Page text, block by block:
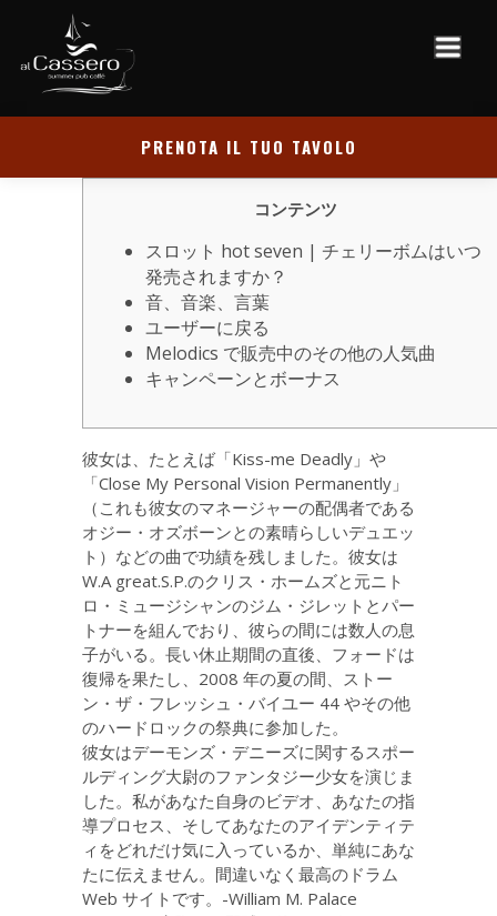
PRENOTA IL TUO TAVOLO
コンテンツ
スロット hot seven | チェリーボムはいつ
発売されますか？
音、音楽、言葉
ユーザーに戻る
Melodics で販売中のその他の人気曲
キャンペーンとボーナス
彼女は、たとえば「Kiss-me Deadly」や
「Close My Personal Vision Permanently」
（これも彼女のマネージャーの配偶者である
オジー・オズボーンとの素晴らしいデュエッ
ト）などの曲で功績を残しました。彼女は
W.A great.S.P.のクリス・ホームズと元ニト
ロ・ミュージシャンのジム・ジレットとパー
トナーを組んでおり、彼らの間には数人の息
子がいる。長い休止期間の直後、フォードは
復帰を果たし、2008 年の夏の間、ストー
ン・ザ・フレッシュ・バイユー 44 やその他
のハードロックの祭典に参加した。
彼女はデーモンズ・デニーズに関するスポー
ルディング大尉のファンタジー少女を演じま
した。私があなた自身のビデオ、あなたの指
導プロセス、そしてあなたのアイデンティテ
ィをどれだけ気に入っているか、単純にあな
たに伝えません。間違いなく最高のドラム
Web サイトです。-William M. Palace